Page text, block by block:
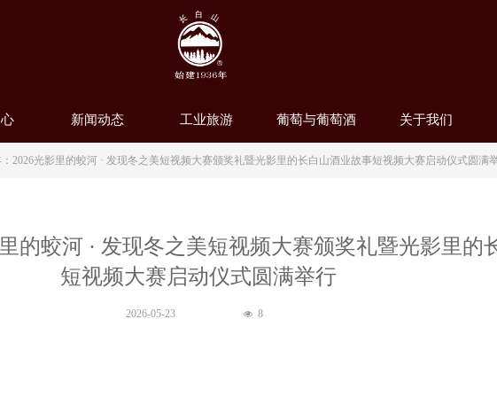
新闻动态 工业旅游 葡萄与葡萄酒 关于我们
2026光影里的蛟河 · 发现冬之美短视频大赛颁奖礼暨光影里的长白山酒业故事短视频大赛启动仪式圆满
的蛟河 · 发现冬之美短视频大赛颁奖礼暨光影里的
短视频大赛启动仪式圆满举行
2026-05-23 넶 8